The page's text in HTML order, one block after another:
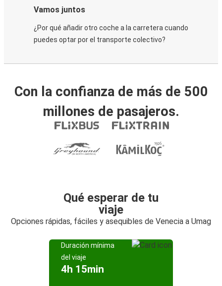
Vamos juntos
¿Por qué añadir otro coche a la carretera cuando
puedes optar por el transporte colectivo?
Con la confianza de más de 500
millones de pasajeros.
Qué esperar de tu
viaje
Opciones rápidas, fáciles y asequibles de Venecia a Umag
Duración mínima
del viaje
4h 15min